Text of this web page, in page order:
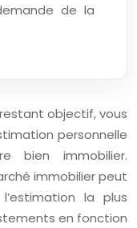
de la
objectif, vous
personnelle
bien immobilier.
immobilier peut
la plus
en fonction